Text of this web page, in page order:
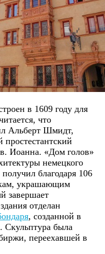
в 1609 году для
что
Альберт Шмидт,
Иоанна. «Дом голов»
немецкого
благодаря 106
украшающим
завершает
отделан
, созданной в
Скульптура была
переехавшей в